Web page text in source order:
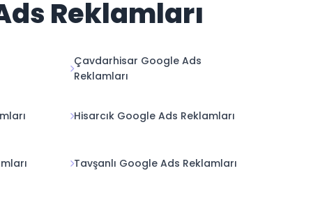
Reklamları
Çavdarhisar Google Ads
Reklamları
Hisarcık Google Ads Reklamları
Tavşanlı Google Ads Reklamları